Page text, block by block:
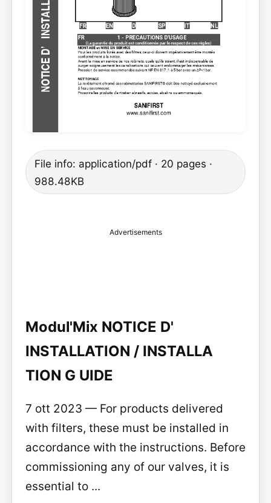
File info: application/pdf · 20 pages ·
988.48KB
Advertisements
Modul'Mix NOTICE D'
INSTALLATION / INSTALLA
TION G UIDE
7 ott 2023 — For products delivered
with filters, these must be installed in
accordance with the instructions. Before
commissioning any of our valves, it is
essential to ...